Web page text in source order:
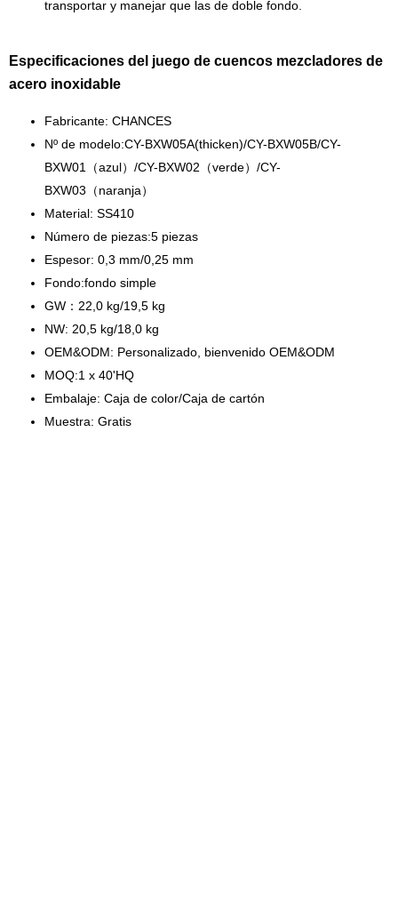
transportar y manejar que las de doble fondo.
Especificaciones del juego de cuencos mezcladores de
acero inoxidable
Fabricante: CHANCES
Nº de modelo:CY-BXW05A(thicken)/CY-BXW05B/CY-
BXW01（azul）/CY-BXW02（verde）/CY-
BXW03（naranja）
Material: SS410
Número de piezas:5 piezas
Espesor: 0,3 mm/0,25 mm
Fondo:fondo simple
GW：22,0 kg/19,5 kg
NW: 20,5 kg/18,0 kg
OEM&ODM: Personalizado, bienvenido OEM&ODM
MOQ:1 x 40'HQ
Embalaje: Caja de color/Caja de cartón
Muestra: Gratis